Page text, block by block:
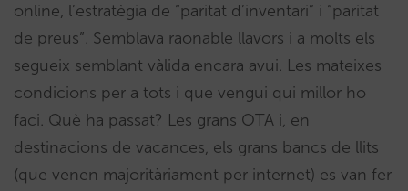
online, l’estratègia de “paritat d’inventari” i “paritat
de preus”. Semblava raonable llavors i a molts els
segueix semblant vàlida encara avui. Les mateixes
condicions per a tots i que vengui qui millor ho
faci. Què ha passat? Les grans OTA i, en
destinacions de vacances, els grans bancs de llits
(que venen majoritàriament per internet) es van fer